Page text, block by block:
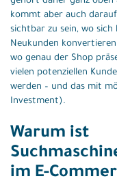
kommt aber auch
sichtbar zu sein, wo
Neukunden
wo genau der Shop
vielen potenziellen
werden – und das mit
Investment).
Warum ist
im E-